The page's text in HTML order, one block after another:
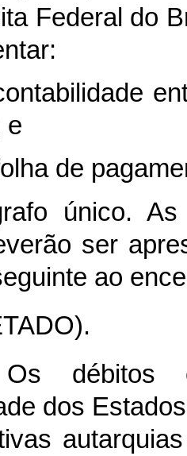
Federal do
e
de
único.
ser
ao
débitos
dos